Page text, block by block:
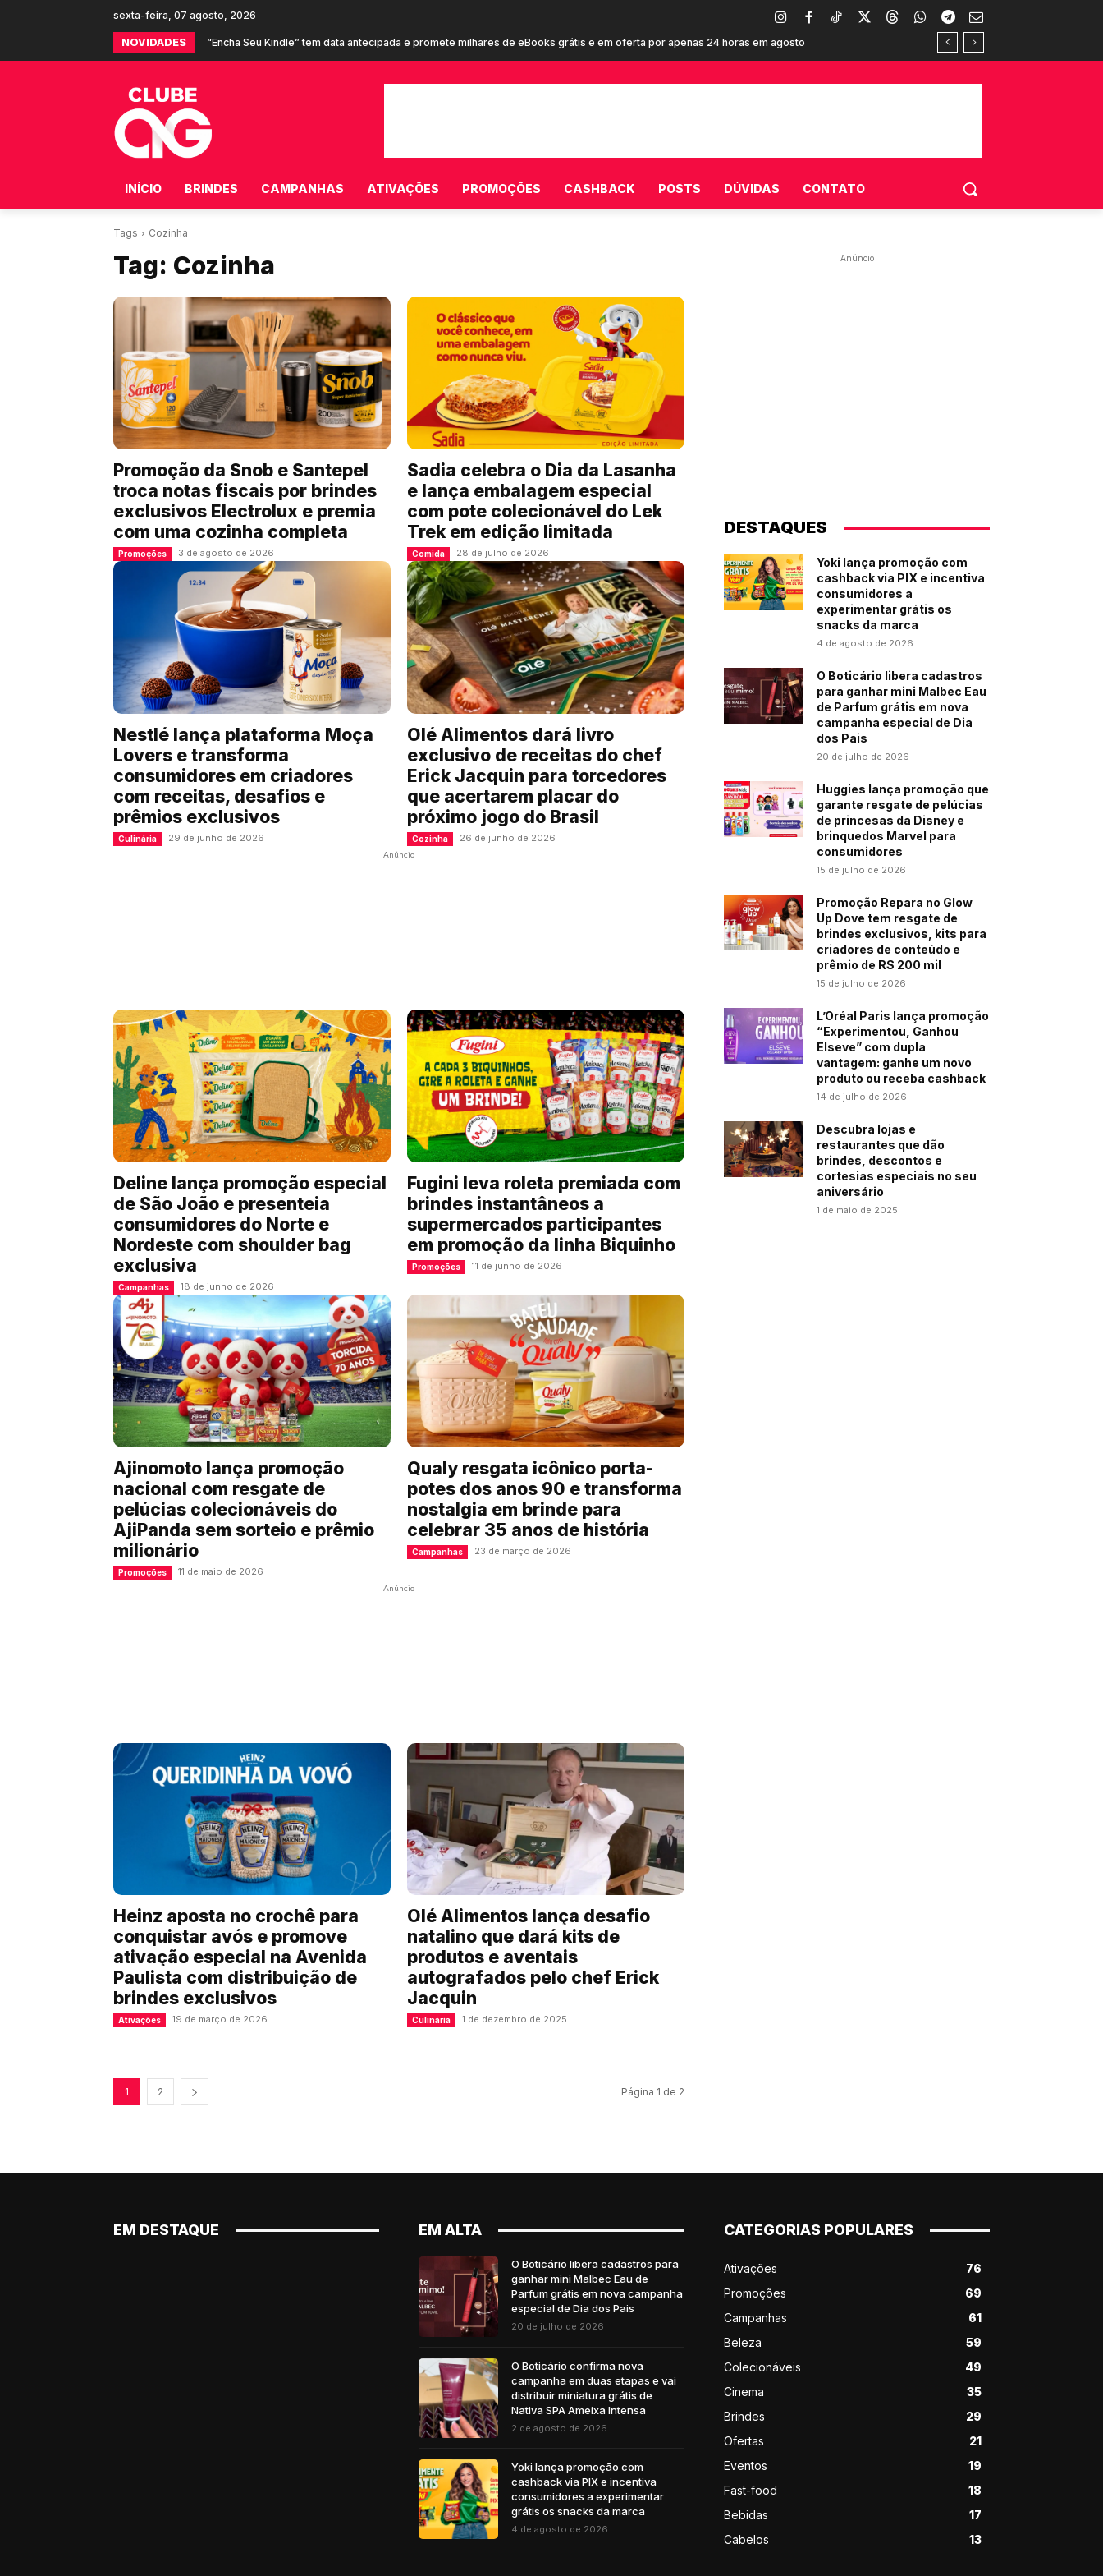
sexta-feira, 07 agosto, 2026
NOVIDADES “Encha Seu Kindle” tem data antecipada e promete milhares de eBooks grátis e em oferta por apenas 24 horas em agosto
Shopee e Burger King oferecem cupom de R$ 20 em campanha inédita estrelada por Terry Crews para consumidores brasileiros
INÍCIO BRINDES CAMPANHAS ATIVAÇÕES PROMOÇÕES CASHBACK POSTS DÚVIDAS CONTATO
Tags Cozinha
Tag: Cozinha
Promoção da Snob e Santepel
troca notas fiscais por brindes
exclusivos Electrolux e premia
com uma cozinha completa
Promoções 3 de agosto de 2026
Sadia celebra o Dia da Lasanha
e lança embalagem especial
com pote colecionável do Lek
Trek em edição limitada
Comida 28 de julho de 2026
Nestlé lança plataforma Moça
Lovers e transforma
consumidores em criadores
com receitas, desafios e
prêmios exclusivos
Culinária 29 de junho de 2026
Olé Alimentos dará livro
exclusivo de receitas do chef
Erick Jacquin para torcedores
que acertarem placar do
próximo jogo do Brasil
Cozinha 26 de junho de 2026
Anúncio
Deline lança promoção especial
de São João e presenteia
consumidores do Norte e
Nordeste com shoulder bag
exclusiva
Campanhas 18 de junho de 2026
Fugini leva roleta premiada com
brindes instantâneos a
supermercados participantes
em promoção da linha Biquinho
Promoções 11 de junho de 2026
Ajinomoto lança promoção
nacional com resgate de
pelúcias colecionáveis do
AjiPanda sem sorteio e prêmio
milionário
Promoções 11 de maio de 2026
Qualy resgata icônico porta-
potes dos anos 90 e transforma
nostalgia em brinde para
celebrar 35 anos de história
Campanhas 23 de março de 2026
Anúncio
Heinz aposta no crochê para
conquistar avós e promove
ativação especial na Avenida
Paulista com distribuição de
brindes exclusivos
Ativações 19 de março de 2026
Olé Alimentos lança desafio
natalino que dará kits de
produtos e aventais
autografados pelo chef Erick
Jacquin
Culinária 1 de dezembro de 2025
1 2 Página 1 de 2
Anúncio
DESTAQUES
Yoki lança promoção com
cashback via PIX e incentiva
consumidores a
experimentar grátis os
snacks da marca
4 de agosto de 2026
O Boticário libera cadastros
para ganhar mini Malbec Eau
de Parfum grátis em nova
campanha especial de Dia
dos Pais
20 de julho de 2026
Huggies lança promoção que
garante resgate de pelúcias
de princesas da Disney e
brinquedos Marvel para
consumidores
15 de julho de 2026
Promoção Repara no Glow
Up Dove tem resgate de
brindes exclusivos, kits para
criadores de conteúdo e
prêmio de R$ 200 mil
15 de julho de 2026
L’Oréal Paris lança promoção
“Experimentou, Ganhou
Elseve” com dupla
vantagem: ganhe um novo
produto ou receba cashback
14 de julho de 2026
Descubra lojas e
restaurantes que dão
brindes, descontos e
cortesias especiais no seu
aniversário
1 de maio de 2025
EM DESTAQUE EM ALTA
O Boticário libera cadastros para
ganhar mini Malbec Eau de
Parfum grátis em nova campanha
especial de Dia dos Pais
20 de julho de 2026
O Boticário confirma nova
campanha em duas etapas e vai
distribuir miniatura grátis de
Nativa SPA Ameixa Intensa
2 de agosto de 2026
Yoki lança promoção com
cashback via PIX e incentiva
consumidores a experimentar
grátis os snacks da marca
4 de agosto de 2026
CATEGORIAS POPULARES
Ativações
76
Promoções
69
Campanhas
61
Beleza
59
Colecionáveis
49
Cinema
35
Brindes
29
Ofertas
21
Eventos
19
Fast-food
18
Bebidas
17
Cabelos
13